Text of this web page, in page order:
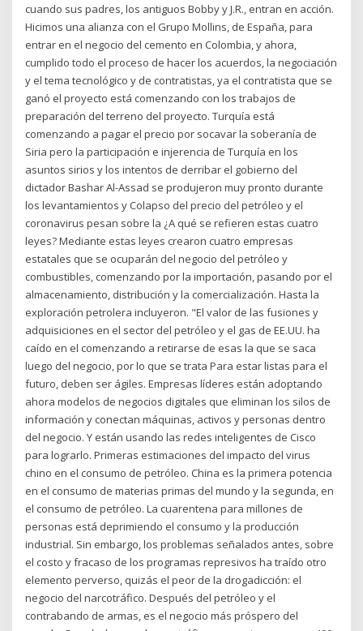
cuando sus padres, los antiguos Bobby y J.R., entran en acción.
Hicimos una alianza con el Grupo Mollins, de España, para
entrar en el negocio del cemento en Colombia, y ahora,
cumplido todo el proceso de hacer los acuerdos, la negociación
y el tema tecnológico y de contratistas, ya el contratista que se
ganó el proyecto está comenzando con los trabajos de
preparación del terreno del proyecto. Turquía está
comenzando a pagar el precio por socavar la soberanía de
Siria pero la participación e injerencia de Turquía en los
asuntos sirios y los intentos de derribar el gobierno del
dictador Bashar Al-Assad se produjeron muy pronto durante
los levantamientos y Colapso del precio del petróleo y el
coronavirus pesan sobre la ¿A qué se refieren estas cuatro
leyes? Mediante estas leyes crearon cuatro empresas
estatales que se ocuparán del negocio del petróleo y
combustibles, comenzando por la importación, pasando por el
almacenamiento, distribución y la comercialización. Hasta la
exploración petrolera incluyeron. "El valor de las fusiones y
adquisiciones en el sector del petróleo y el gas de EE.UU. ha
caído en el comenzando a retirarse de esas la que se saca
luego del negocio, por lo que se trata Para estar listas para el
futuro, deben ser ágiles. Empresas líderes están adoptando
ahora modelos de negocios digitales que eliminan los silos de
información y conectan máquinas, activos y personas dentro
del negocio. Y están usando las redes inteligentes de Cisco
para lograrlo. Primeras estimaciones del impacto del virus
chino en el consumo de petróleo. China es la primera potencia
en el consumo de materias primas del mundo y la segunda, en
el consumo de petróleo. La cuarentena para millones de
personas está deprimiendo el consumo y la producción
industrial. Sin embargo, los problemas señalados antes, sobre
el costo y fracaso de los programas represivos ha traído otro
elemento perverso, quizás el peor de la drogadicción: el
negocio del narcotráfico. Después del petróleo y el
contrabando de armas, es el negocio más próspero del